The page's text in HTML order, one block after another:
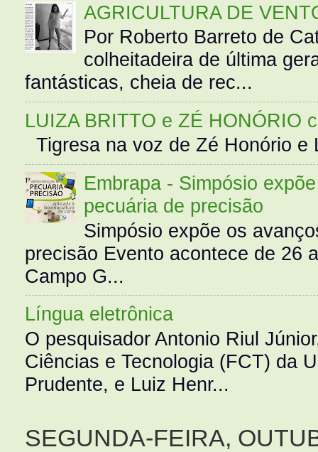
AGRICULTURA DE
Por Roberto Barreto de
colheitadeira de última
fantásticas, cheia de rec...
LUIZA BRITTO e ZÉ HONÓRIO
Tigresa na voz de Zé Honório
Embrapa - Simpósio
pecuária de precisão
Simpósio expõe os
precisão Evento acontece de 26
Campo G...
Língua eletrônica
O pesquisador Antonio Riul
Ciências e Tecnologia (FCT) da
Prudente, e Luiz Henr...
SEGUNDA-FEIRA,